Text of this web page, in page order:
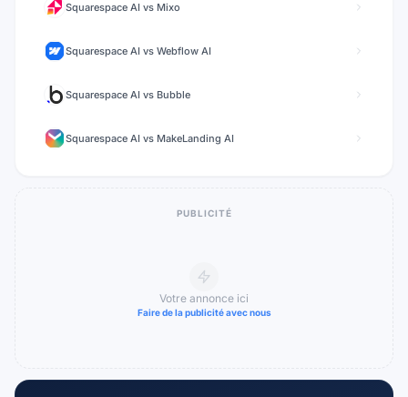
Squarespace AI vs Mixo
Squarespace AI vs Webflow AI
Squarespace AI vs Bubble
Squarespace AI vs MakeLanding AI
PUBLICITÉ
Votre annonce ici
Faire de la publicité avec nous